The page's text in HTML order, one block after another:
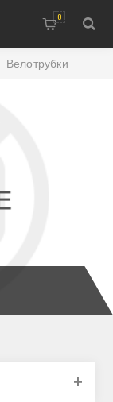
0
Велотрубки